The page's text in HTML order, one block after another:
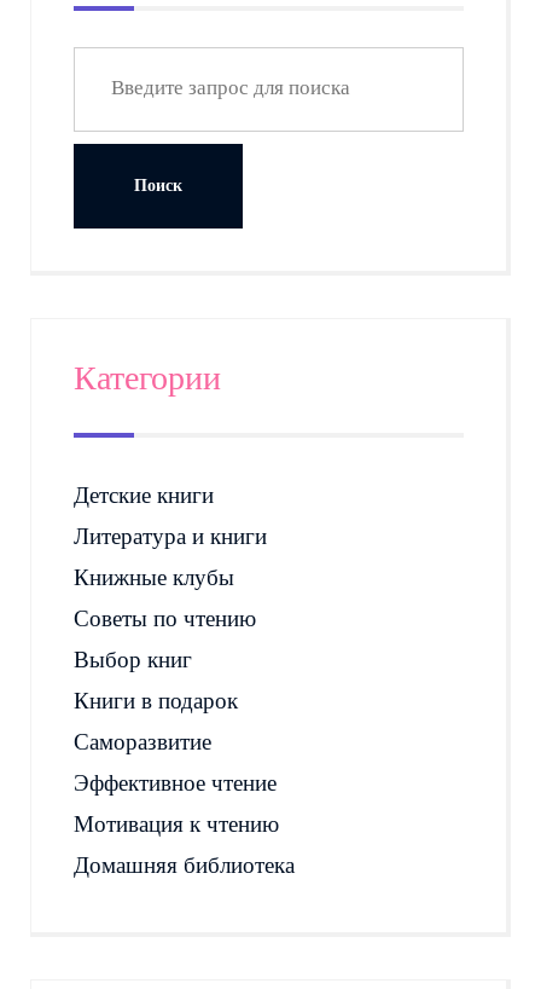
Категории
Детские книги
Литература и книги
Книжные клубы
Советы по чтению
Выбор книг
Книги в подарок
Саморазвитие
Эффективное чтение
Мотивация к чтению
Домашняя библиотека